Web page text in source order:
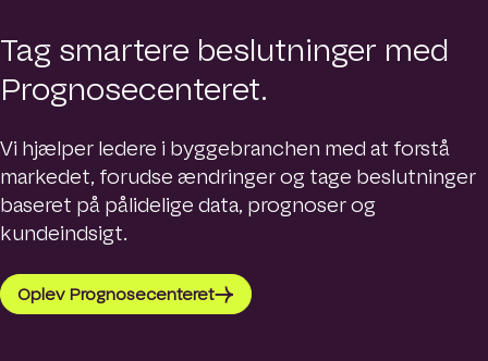
o
e
a
g
e
Sprog
Tag smartere beslutninger med
Prognosecenteret.
Vi hjælper ledere i byggebranchen med at forstå
markedet, forudse ændringer og tage beslutninger
baseret på pålidelige data, prognoser og
kundeindsigt.
Oplev Prognosecenteret